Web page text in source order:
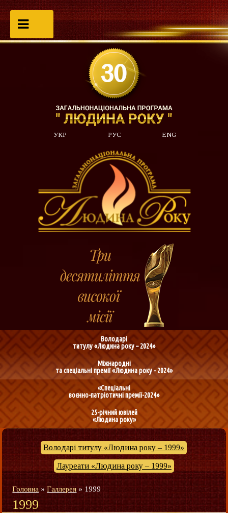
УКР РУС ENG
Володарі
титулу «Людина року – 2024»
Міжнародні
та спеціальні премії «Людина року - 2024»
«Спеціальні
воєнно-патріотичні премії-2024»
25-річний ювілей
«Людина року»
Володарі титулу «Людина року – 1999»
Лауреати «Людина року – 1999»
Головна »Галлерея » 1999
1999